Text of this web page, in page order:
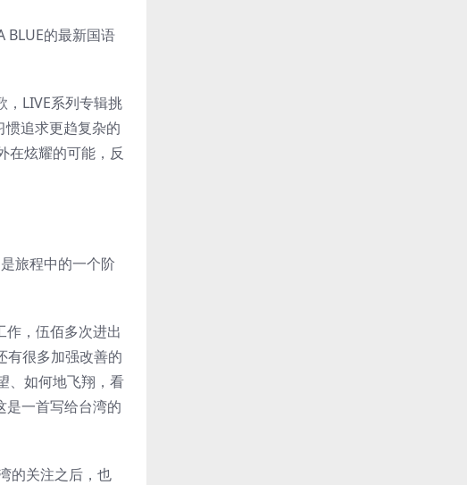
BLUE的最新国语
，LIVE系列专辑挑
追求更趋复杂的
在炫耀的可能，反
旅程中的一个阶
作，伍佰多次进出
有很多加强改善的
、如何地飞翔，看
是一首写给台湾的
的关注之后，也